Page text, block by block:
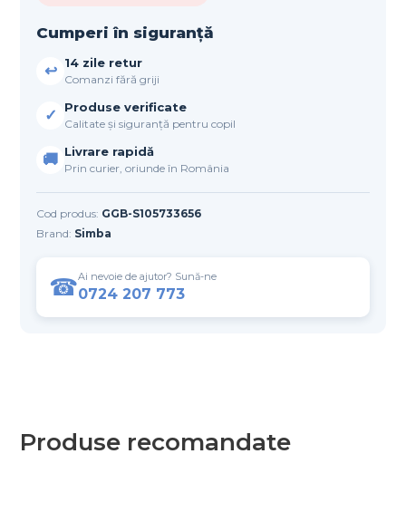
Cumperi în siguranță
↩ 14 zile retur
Comanzi fără griji
✓ Produse verificate
Calitate și siguranță pentru copil
🚚 Livrare rapidă
Prin curier, oriunde în România
Cod produs: GGB-S105733656
Brand: Simba
☎Ai nevoie de ajutor? Sună-ne
0724 207 773
Produse recomandate